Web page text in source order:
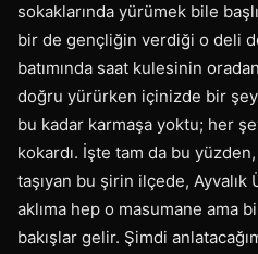
sokaklarında yürümek bile
bir de gençliğin verdiği o deli
batımında saat kulesinin
doğru yürürken içinizde bir
bu kadar karmaşa yoktu; her
kokardı. İşte tam da bu
taşıyan bu şirin ilçede,
aklıma hep o masumane ama
bakışlar gelir. Şimdi